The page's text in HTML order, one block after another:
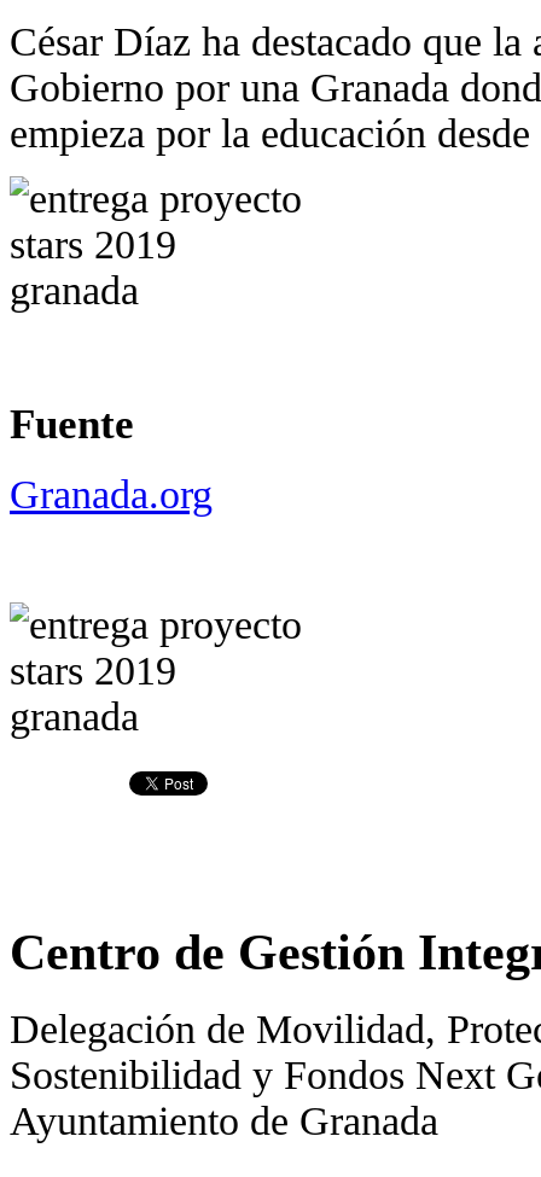
César Díaz ha destacado que
Gobierno por una Granada
empieza por la educación
Fuente
Granada.org
Centro de Gestión
Delegación de Movilidad,
Sostenibilidad y Fondos Next
Ayuntamiento de Granada